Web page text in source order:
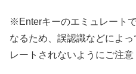
※Enterキーのエミュレート
なるため、誤認識などによ
レートされないようにご注意